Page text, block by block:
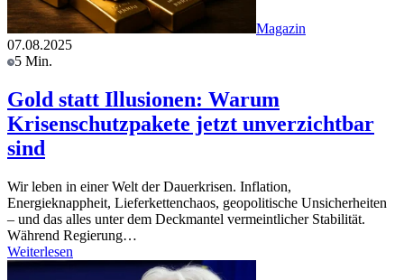
Magazin
07.08.2025
5 Min.
Gold statt Illusionen: Warum
Krisenschutzpakete jetzt unverzichtbar
sind
Wir leben in einer Welt der Dauerkrisen. Inflation,
Energieknappheit, Lieferkettenchaos, geopolitische Unsicherheiten
– und das alles unter dem Deckmantel vermeintlicher Stabilität.
Während Regierung…
Weiterlesen